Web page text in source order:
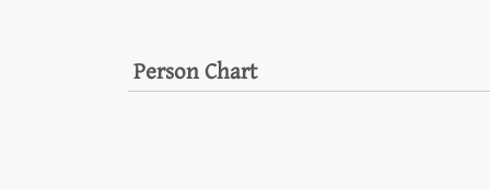
Person Chart